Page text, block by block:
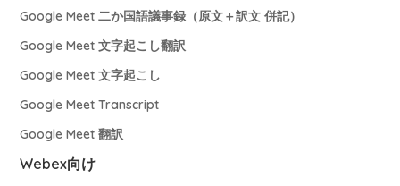
Google Meet 二か国語議事録（原文＋訳文 併記）
Google Meet 文字起こし翻訳
Google Meet 文字起こし
Google Meet Transcript
Google Meet 翻訳
Webex向け